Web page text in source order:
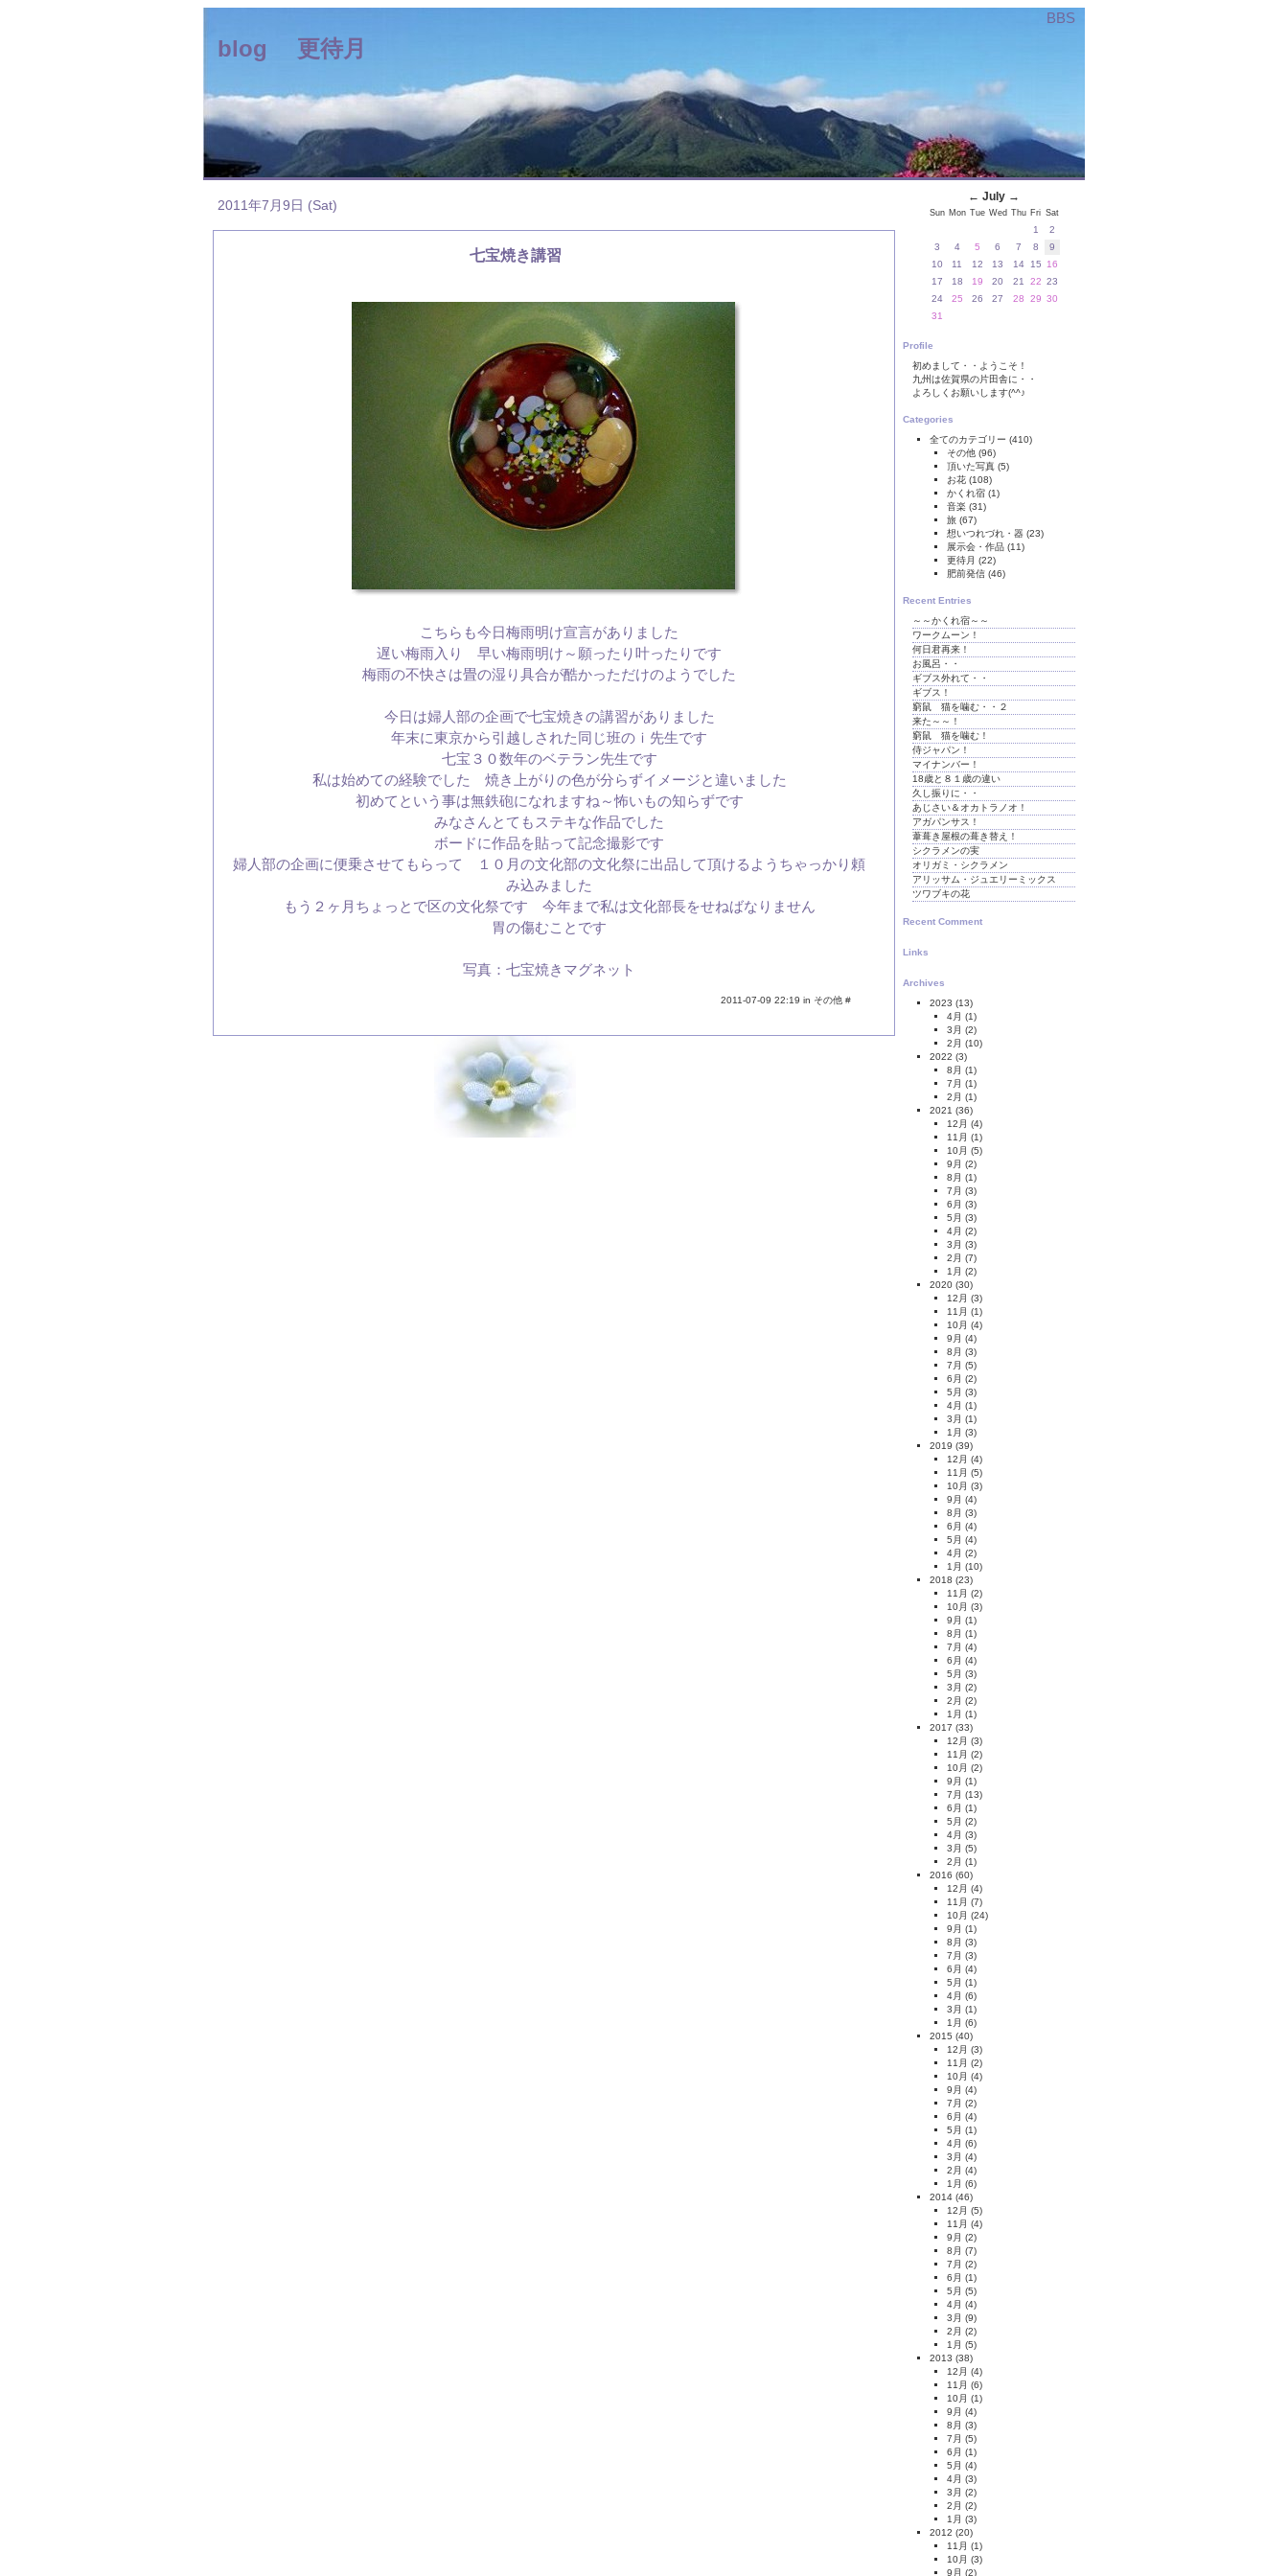
BBS
blog 更待月
2011年7月9日 (Sat)
七宝焼き講習
こちらも今日梅雨明け宣言がありました
遅い梅雨入り 早い梅雨明け～願ったり叶ったりです
梅雨の不快さは畳の湿り具合が酷かっただけのようでした
今日は婦人部の企画で七宝焼きの講習がありました
年末に東京から引越しされた同じ班のｉ先生です
七宝３０数年のベテラン先生です
私は始めての経験でした 焼き上がりの色が分らずイメージと違いました
初めてという事は無鉄砲になれますね～怖いもの知らずです
みなさんとてもステキな作品でした
ボードに作品を貼って記念撮影です
婦人部の企画に便乗させてもらって １０月の文化部の文化祭に出品して頂けるようちゃっかり頼
み込みました
もう２ヶ月ちょっとで区の文化祭です 今年まで私は文化部長をせねばなりません
胃の傷むことです
写真：七宝焼きマグネット
2011-07-09 22:19 in その他 #
← July →
Sun Mon Tue Wed Thu Fri Sat
1
2
3
4 5 6 7 8
9
10
11 12 13 14 15
16
17
18 19 20 21 22 23
24
25 26 27 28 29 30
31
Profile
初めまして・・ようこそ！
九州は佐賀県の片田舎に・・
よろしくお願いします(^^♪
Categories
全てのカテゴリー (410)
その他 (96)
頂いた写真 (5)
お花 (108)
かくれ宿 (1)
音楽 (31)
旅 (67)
想いつれづれ・器 (23)
展示会・作品 (11)
更待月 (22)
肥前発信 (46)
Recent Entries
～～かくれ宿～～
ワークムーン！
何日君再来！
お風呂・・
ギブス外れて・・
ギブス！
窮鼠 猫を噛む・・２
来た～～！
窮鼠 猫を噛む！
侍ジャパン！
マイナンバー！
18歳と８１歳の違い
久し振りに・・
あじさい＆オカトラノオ！
アガパンサス！
葦葺き屋根の葺き替え！
シクラメンの実
オリガミ・シクラメン
アリッサム・ジュエリーミックス
ツワブキの花
Recent Comment
Links
Archives
2023 (13)
4月 (1)
3月 (2)
2月 (10)
2022 (3)
8月 (1)
7月 (1)
2月 (1)
2021 (36)
12月 (4)
11月 (1)
10月 (5)
9月 (2)
8月 (1)
7月 (3)
6月 (3)
5月 (3)
4月 (2)
3月 (3)
2月 (7)
1月 (2)
2020 (30)
12月 (3)
11月 (1)
10月 (4)
9月 (4)
8月 (3)
7月 (5)
6月 (2)
5月 (3)
4月 (1)
3月 (1)
1月 (3)
2019 (39)
12月 (4)
11月 (5)
10月 (3)
9月 (4)
8月 (3)
6月 (4)
5月 (4)
4月 (2)
1月 (10)
2018 (23)
11月 (2)
10月 (3)
9月 (1)
8月 (1)
7月 (4)
6月 (4)
5月 (3)
3月 (2)
2月 (2)
1月 (1)
2017 (33)
12月 (3)
11月 (2)
10月 (2)
9月 (1)
7月 (13)
6月 (1)
5月 (2)
4月 (3)
3月 (5)
2月 (1)
2016 (60)
12月 (4)
11月 (7)
10月 (24)
9月 (1)
8月 (3)
7月 (3)
6月 (4)
5月 (1)
4月 (6)
3月 (1)
1月 (6)
2015 (40)
12月 (3)
11月 (2)
10月 (4)
9月 (4)
7月 (2)
6月 (4)
5月 (1)
4月 (6)
3月 (4)
2月 (4)
1月 (6)
2014 (46)
12月 (5)
11月 (4)
9月 (2)
8月 (7)
7月 (2)
6月 (1)
5月 (5)
4月 (4)
3月 (9)
2月 (2)
1月 (5)
2013 (38)
12月 (4)
11月 (6)
10月 (1)
9月 (4)
8月 (3)
7月 (5)
6月 (1)
5月 (4)
4月 (3)
3月 (2)
2月 (2)
1月 (3)
2012 (20)
11月 (1)
10月 (3)
9月 (2)